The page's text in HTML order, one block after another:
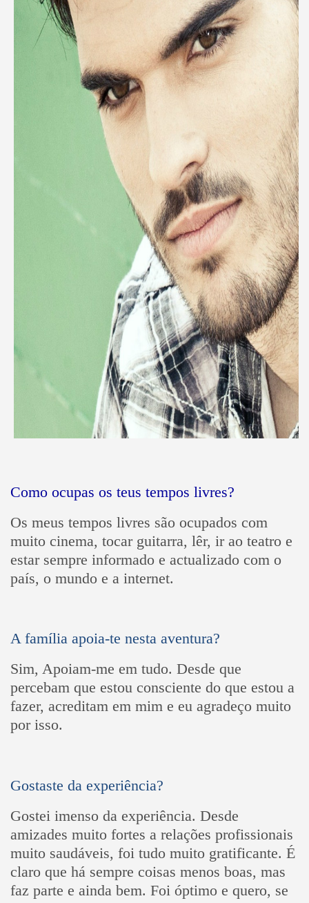
Como ocupas os teus tempos livres?
Os meus tempos livres são ocupados com
muito cinema, tocar guitarra, lêr, ir ao teatro e
estar sempre informado e actualizado com o
país, o mundo e a internet.
A família apoia-te nesta aventura?
Sim, Apoiam-me em tudo. Desde que
percebam que estou consciente do que estou a
fazer, acreditam em mim e eu agradeço muito
por isso.
Gostaste da experiência?
Gostei imenso da experiência. Desde
amizades muito fortes a relações profissionais
muito saudáveis, foi tudo muito gratificante. É
claro que há sempre coisas menos boas, mas
faz parte e ainda bem. Foi óptimo e quero, se